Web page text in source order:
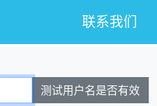
联系我们
测试用户名是否有效